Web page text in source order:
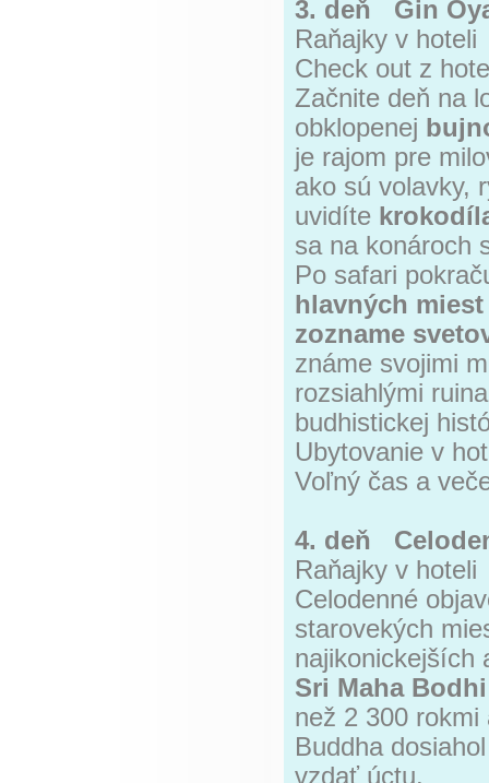
3. deň Gin
Raňajky v hoteli
Check out z
Začnite deň na
obklopenej
je rajom pre
ako sú volavky,
uvidíte
sa na konároch
Po safari
hlavných
zozname
známe svojimi
rozsiahlými
budhistickej
Ubytovanie v
Voľný čas a
4. deň
Raňajky v hoteli
Celodenné
starovekých
najikonickejších
Sri Maha Bodhi
než 2 300
Buddha
vzdať úctu.